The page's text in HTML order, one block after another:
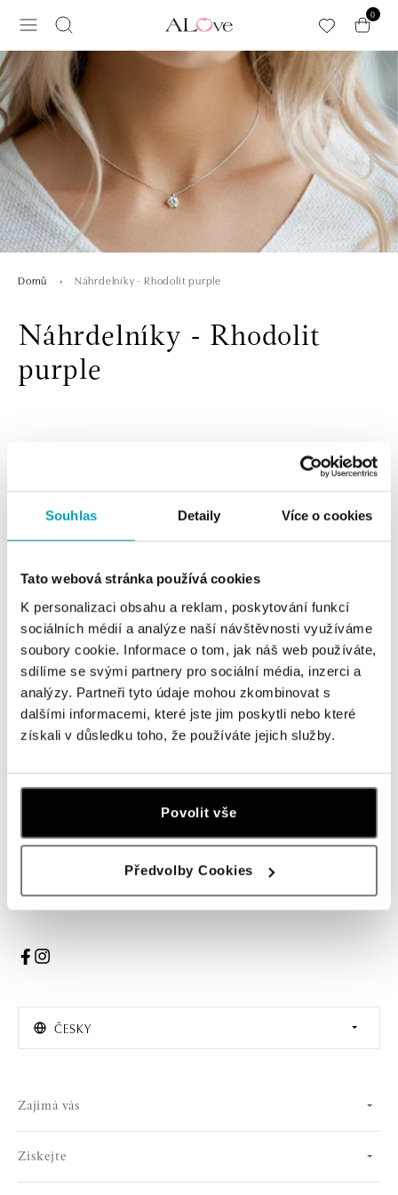
Souhlas Detaily Více o cookies
Tato webová stránka používá cookies
K personalizaci obsahu a reklam, poskytování funkcí
sociálních médií a analýze naší návštěvnosti využíváme
soubory cookie. Informace o tom, jak náš web používáte,
sdílíme se svými partnery pro sociální média, inzerci a
analýzy. Partneři tyto údaje mohou zkombinovat s
dalšími informacemi, které jste jim poskytli nebo které
získali v důsledku toho, že používáte jejich služby.
Povolit vše
Předvolby Cookies
0
Domů Náhrdelníky - Rhodolit purple
Náhrdelníky - Rhodolit
purple
0 z 0 produktů
V katalogu nejsou žádné produkty.
Přihlaste se k odběru newsletteru
Objevte nejnovější kolekce, novinky a exkluzivní produkty.
PŘIHLÁŠENÍ
Souhlasím s odběrem newsletteru
ČESKY
Zajímá vás
Získejte